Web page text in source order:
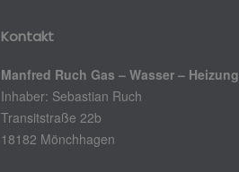
Kontakt
Manfred Ruch Gas – Wasser – Heizung
Inhaber: Sebastian Ruch
Transitstraße 22b
18182 Mönchhagen